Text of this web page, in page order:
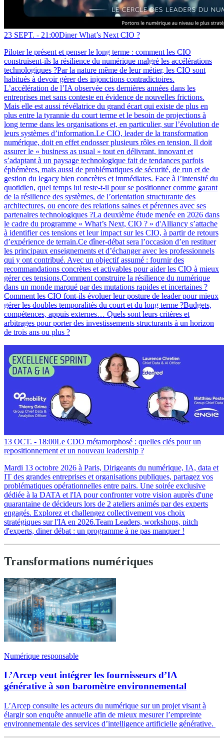
23 SEPT. - 21:00Diner What’s Next CIO ?
Piloter le présent et penser le long terme : comment les CIO
construisent-ils la résilience du numérique malgré les accélérations
technologiques ?Par la nature même de leur métier, les CIO sont
habitués à devoir gérer des injonctions contradictoires.
L’accélération de l’IA observée ces dernières années dans les
entreprises met sans conteste en évidence de nouvelles frictions.
Mais elle est aussi révélatrice du grand écart qui existe de plus en
plus entre la tyrannie du court terme et le besoin de projections à
long terme dans les organisations et, en particulier, sur l’évolution de
leurs systèmes d’information.Le CIO, leader de la transformation
numérique, doit en effet endosser plusieurs rôles en tension. Il doit
assurer le « business as usual » tout en délivrant, innovant et
s’adaptant à un paysage technologique fait de tendances parfois
éphémères, mais aussi de problématiques de sécurité, de run et de
gestion du legacy bien concrètes et immédiates. Face à l’intensité du
quotidien, quel temps lui reste-t-il pour se positionner comme garant
de la résilience des systèmes, de l’orientation structurante des
architectures, ou encore des relations saines et pérennes avec ses
partenaires technologiques ?La deuxième étude menée en 2026 dans
le cadre du programme « What’s Next, CIO ? » d'Alliancy s’attache
à identifier ces tensions et leur impact sur les CIO, à partir de retours
d’expérience de terrain.Ce dîner-débat sera l’occasion d’en restituer
les principaux enseignements et d’échanger avec les professionnels
qui y ont contribué. Avec un objectif assumé : fournir des
recommandations concrètes et activables pour aider les CIO à mieux
gérer ces tensions.Comment construire la résilience du numérique
dans un monde marqué par des mutations rapides et incertaines ?
Comment les CIO font-ils évoluer leur posture de leader pour mieux
gérer les doubles temporalités du court et du long terme ?Budgets,
compétences, appuis externes… Quels sont leurs critères et
arbitrages pour porter des investissements structurants à un horizon
de trois ans ou plus ?
13 OCT. - 18:00Le CDO métamorphosé : quelles clés pour un
repositionnement et un nouveau leadership ?
Mardi 13 octobre 2026 à Paris, Dirigeants du numérique, IA, data et
IT des grandes entreprises et organisations publiques, partagez vos
problématiques opérationnelles entre pairs. Une soirée exclusive
dédiée à la DATA et l'IA pour confronter votre vision auprès d'une
quarantaine de décideurs lors de 2 ateliers animés par des experts
engagés. Explorez et challengez collectivement vos choix
stratégiques sur l'IA en 2026.Team Leaders, workshops, pitch
d'experts, diner débat : un programme à ne pas manquer !
Transformations numériques
Numérique responsable
L’Arcep veut intégrer les fournisseurs d’IA
générative à son baromètre environnemental
L’Arcep consulte les acteurs du numérique sur un projet visant à
élargir son enquête annuelle afin de mieux mesurer l’empreinte
environnementale des services d’intelligence artificielle générative.